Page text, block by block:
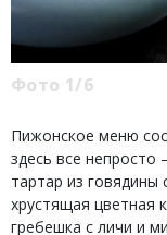
Фото 1/6
Пижонское меню
здесь все
тартар из
хрустящая цветная
гребешка с личи и